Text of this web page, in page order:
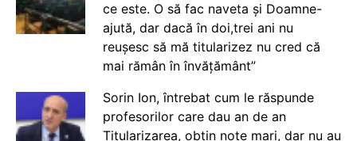
ce este. O să fac naveta și Doamne-
ajută, dar dacă în doi,trei ani nu
reușesc să mă titularizez nu cred că
mai rămân în învățământ”
Sorin Ion, întrebat cum le răspunde
profesorilor care dau an de an
Titularizarea, obțin note mari, dar nu au